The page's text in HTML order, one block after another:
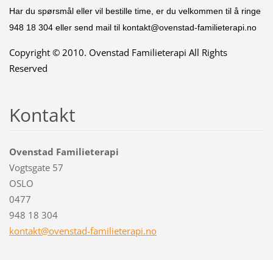
Har du spørsmål eller vil bestille time, er du velkommen til å ringe
948 18 304 eller send mail til kontakt@ovenstad-familieterapi.no
Copyright © 2010. Ovenstad Familieterapi All Rights
Reserved
Kontakt
Ovenstad Familieterapi
Vogtsgate 57
OSLO
0477
948 18 304
kontakt@ovenstad-familieterapi.no